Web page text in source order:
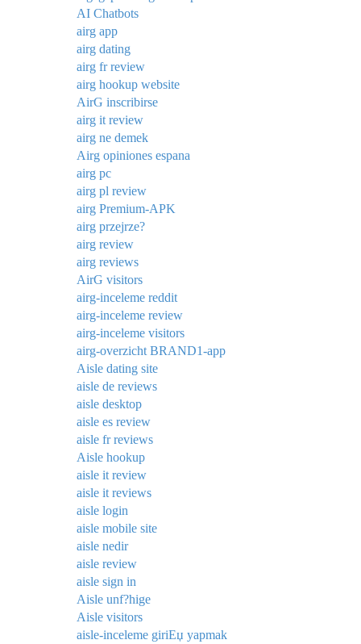
AI Chatbots
airg app
airg dating
airg fr review
airg hookup website
AirG inscribirse
airg it review
airg ne demek
Airg opiniones espana
airg pc
airg pl review
airg Premium-APK
airg przejrze?
airg review
airg reviews
AirG visitors
airg-inceleme reddit
airg-inceleme review
airg-inceleme visitors
airg-overzicht BRAND1-app
Aisle dating site
aisle de reviews
aisle desktop
aisle es review
aisle fr reviews
Aisle hookup
aisle it review
aisle it reviews
aisle login
aisle mobile site
aisle nedir
aisle review
aisle sign in
Aisle unf?hige
Aisle visitors
aisle-inceleme giriЕџ yapmak